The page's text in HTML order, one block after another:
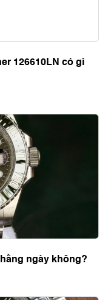
126610LN có gì
ngày không?